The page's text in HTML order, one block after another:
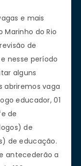
e mais
Marinho do Rio
de
nesse período
alguns
abriremos vaga
educador, 01
de
de
de educação.
antecederão a